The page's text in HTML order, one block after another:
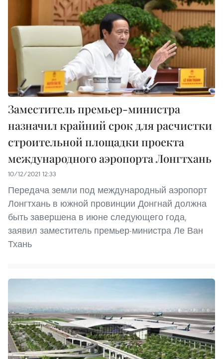
Заместитель премьер-министра
назначил крайний срок для расчистки
строительной площадки проекта
международного аэропорта Лонгтхань
10/12/2021 12:33
Передача земли под международный аэропорт
Лонгтхань в южной провинции Донгнай должна
быть завершена в июне следующего года,
заявил заместитель премьер-министра Ле Ван
Тхань